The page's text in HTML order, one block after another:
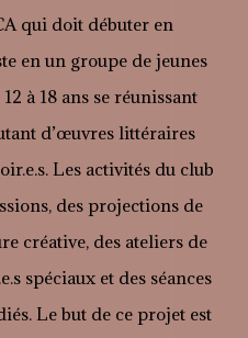
qui doit débuter en
en un groupe de jeunes
à 18 ans se réunissant
d’œuvres littéraires
Les activités du club
des projections de
créative, des ateliers de
spéciaux et des séances
Le but de ce projet est